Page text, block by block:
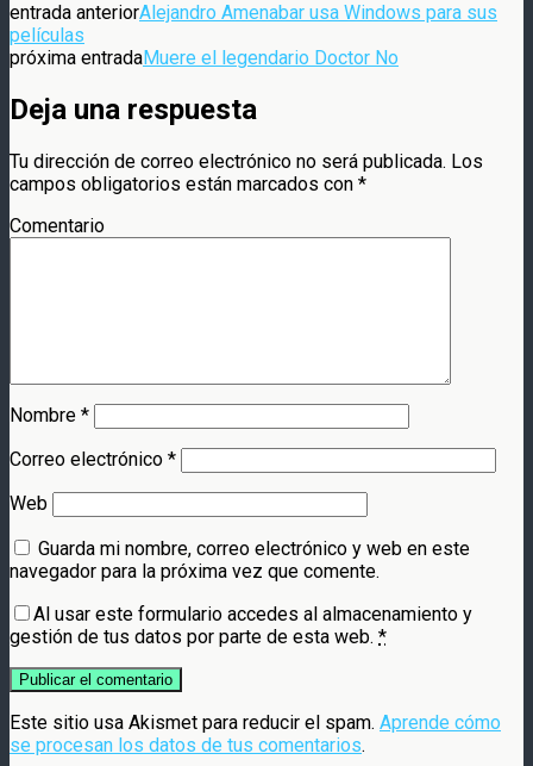
entrada anteriorAlejandro Amenabar usa Windows para sus
películas
próxima entradaMuere el legendario Doctor No
Deja una respuesta
Tu dirección de correo electrónico no será publicada. Los
campos obligatorios están marcados con *
Comentario
Nombre *
Correo electrónico *
Web
Guarda mi nombre, correo electrónico y web en este
navegador para la próxima vez que comente.
Al usar este formulario accedes al almacenamiento y
gestión de tus datos por parte de esta web. *
Este sitio usa Akismet para reducir el spam. Aprende cómo
se procesan los datos de tus comentarios.